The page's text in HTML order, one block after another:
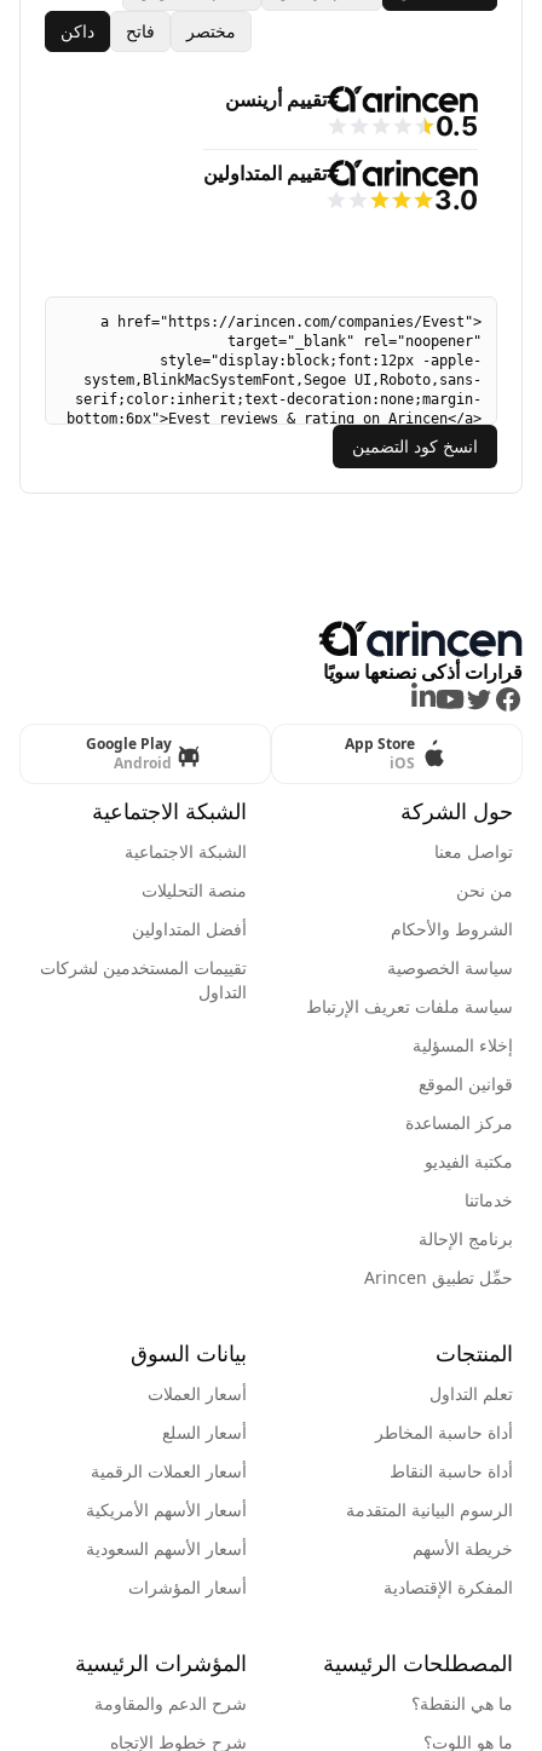
مختصر
فاتح داكن
انسخ كود التضمين
قرارات أذكى نصنعها سويًا
Facebook
Twitter
Youtube
LinkedIn
App Store
iOS
Google Play
Android
حول الشركة
تواصل معنا
من نحن
الشروط والأحكام
سياسة الخصوصية
سياسة ملفات تعريف الإرتباط
إخلاء المسؤلية
قوانين الموقع
مركز المساعدة
مكتبة الفيديو
خدماتنا
برنامج الإحالة
حمِّل تطبيق Arincen
الشبكة الاجتماعية
الشبكة الاجتماعية
منصة التحليلات
أفضل المتداولين
تقييمات المستخدمين لشركات
التداول
المنتجات
تعلم التداول
أداة حاسبة المخاطر
أداة حاسبة النقاط
الرسوم البيانية المتقدمة
خريطة الأسهم
المفكرة الإقتصادية
بيانات السوق
أسعار العملات
أسعار السلع
أسعار العملات الرقمية
أسعار الأسهم الأمريكية
أسعار الأسهم السعودية
أسعار المؤشرات
المصطلحات الرئيسية
ما هي النقطة؟
ما هو اللوت؟
المؤشرات الرئيسية
شرح الدعم والمقاومة
شرح خطوط الإتجاه